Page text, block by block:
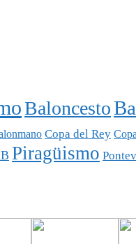
Baloncesto
Copa del Rey
Piragüismo